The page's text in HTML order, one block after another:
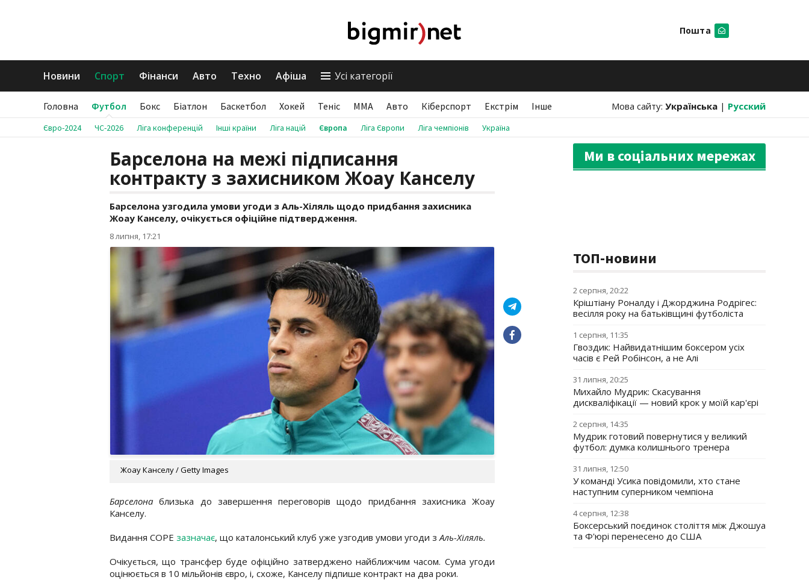
Пошта
Новини Спорт Фінанси Авто Техно Афіша Усі категорії
Головна Футбол Бокс Біатлон Баскетбол Хокей Теніс ММА Авто Кіберспорт Екстрім Інше Мова сайту: Українська | Русский
Євро-2024 ЧС-2026 Ліга конференцій Інші країни Ліга націй Європа Ліга Європи Ліга чемпіонів Україна
Барселона на межі підписання
контракту з захисником Жоау Канселу
Барселона узгодила умови угоди з Аль-Хіляль щодо придбання захисника
Жоау Канселу, очікується офіційне підтвердження.
8 липня, 17:21
Жоау Канселу / Getty Images
Барселона близька до завершення переговорів щодо придбання захисника Жоау
Канселу.
Видання COPE зазначає, що каталонський клуб уже узгодив умови угоди з Аль-Хіляль.
Очікується, що трансфер буде офіційно затверджено найближчим часом. Сума угоди
оцінюється в 10 мільйонів євро, і, схоже, Канселу підпише контракт на два роки.
Ми в соціальних мережах
ТОП-новини
2 серпня, 20:22
Кріштіану Роналду і Джорджина Родрігес:
весілля року на батьківщині футболіста
1 серпня, 11:35
Гвоздик: Найвидатнішим боксером усіх
часів є Рей Робінсон, а не Алі
31 липня, 20:25
Михайло Мудрик: Скасування
дискваліфікації — новий крок у моїй кар'єрі
2 серпня, 14:35
Мудрик готовий повернутися у великий
футбол: думка колишнього тренера
31 липня, 12:50
У команді Усика повідомили, хто стане
наступним суперником чемпіона
4 серпня, 12:38
Боксерський поєдинок століття між Джошуа
та Ф'юрі перенесено до США